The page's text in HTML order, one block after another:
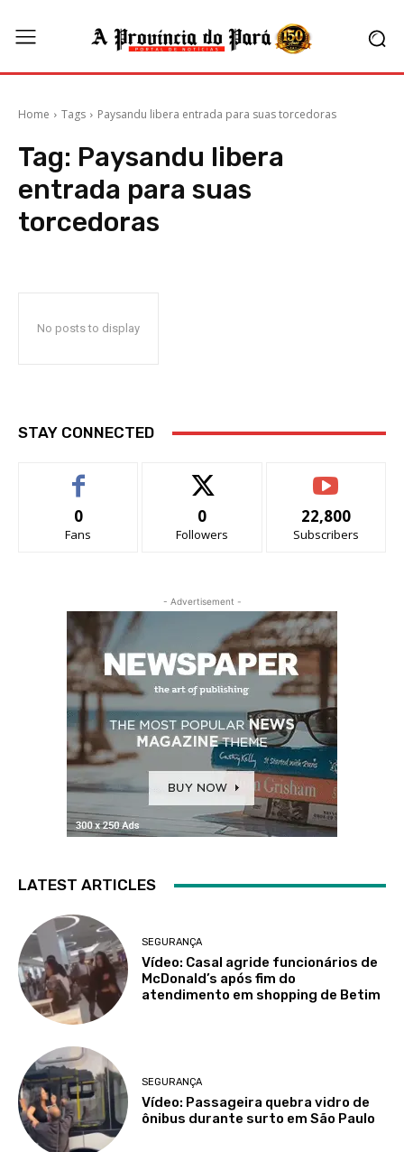
Home Tags Paysandu libera entrada para suas torcedoras
Tag: Paysandu libera
entrada para suas
torcedoras
No posts to display
STAY CONNECTED
0
Fans
0
Followers
22,800
Subscribers
- Advertisement -
LATEST ARTICLES
SEGURANÇA
Vídeo: Casal agride funcionários de
McDonald’s após fim do
atendimento em shopping de Betim
SEGURANÇA
Vídeo: Passageira quebra vidro de
ônibus durante surto em São Paulo